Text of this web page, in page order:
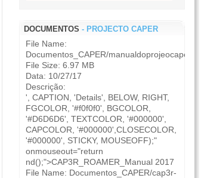
DOCUMENTOS - PROJECTO CAPER
File Name:
Documentos_CAPER/manualdoprojeocaper.pdf
File Size: 6.97 MB
Data: 10/27/17
Descrição:
', CAPTION, 'Details', BELOW, RIGHT,
FGCOLOR, '#f0f0f0', BGCOLOR,
'#D6D6D6', TEXTCOLOR, '#000000',
CAPCOLOR, '#000000',CLOSECOLOR,
'#000000', STICKY, MOUSEOFF);"
onmouseout="return
nd();">CAP3R_ROAMER_Manual 2017
File Name: Documentos_CAPER/cap3r-